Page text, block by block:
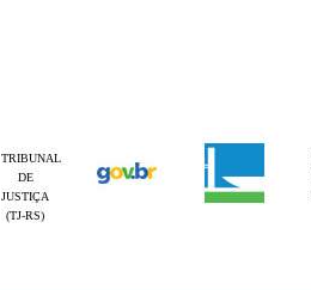
TRIBUNAL
DE
JUSTIÇA
(TJ-RS)